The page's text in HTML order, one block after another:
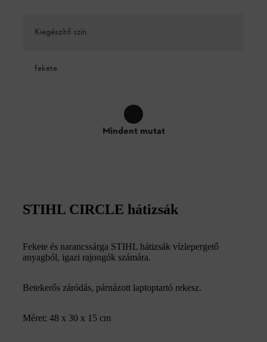
Kiegészítő szín
fekete
Mindent mutat
STIHL CIRCLE hátizsák
Fekete és narancssárga STIHL hátizsák vízlepergető
anyagból, igazi rajongók számára.
Betekerős záródás, párnázott laptoptartó rekesz.
Méret: 48 x 30 x 15 cm